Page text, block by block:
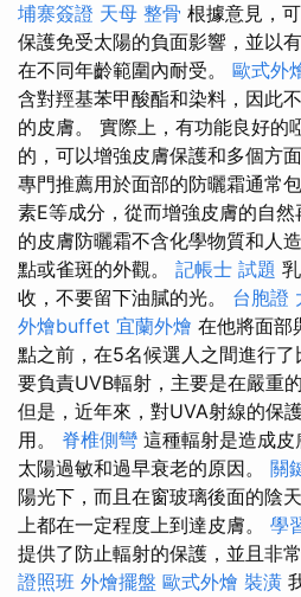
埔寨簽證 天母 整骨 根據意見，
保護免受太陽的負面影響，並以
在不同年齡範圍內耐受。 歐式外
含對羥基苯甲酸酯和染料，因此
的皮膚。 實際上，有功能良好的
的，可以增強皮膚保護和多個方
專門推薦用於面部的防曬霜通常
素E等成分，從而增強皮膚的自然
的皮膚防曬霜不含化學物質和人
點或雀斑的外觀。 記帳士 試題
收，不要留下油膩的光。 台胞證
外燴buffet 宜蘭外燴 在他將面部
點之前，在5名候選人之間進行
要負責UVB輻射，主要是在嚴重
但是，近年來，對UVA射線的保
用。 脊椎側彎 這種輻射是造成皮
太陽過敏和過早衰老的原因。 關
陽光下，而且在窗玻璃後面的陰
上都在一定程度上到達皮膚。 學
提供了防止輻射的保護，並且非
證照班 外燴擺盤 歐式外燴 裝潢